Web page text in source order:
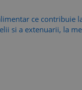
ce contribuie
si a extenuarii, la